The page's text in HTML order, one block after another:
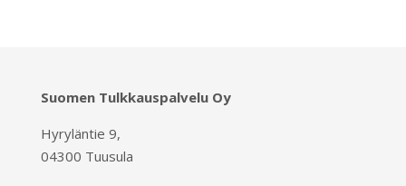
Suomen Tulkkauspalvelu Oy
Hyryläntie 9,
04300 Tuusula